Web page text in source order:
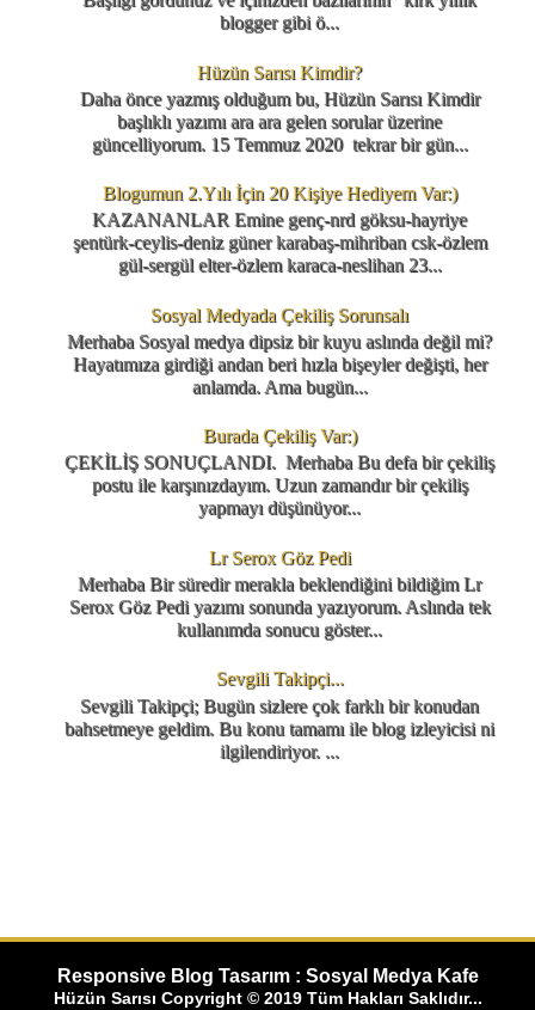
blogger gibi ö...
Hüzün Sarısı Kimdir?
Daha önce yazmış olduğum bu, Hüzün Sarısı Kimdir
başlıklı yazımı ara ara gelen sorular üzerine
güncelliyorum. 15 Temmuz 2020 tekrar bir gün...
Blogumun 2.Yılı İçin 20 Kişiye Hediyem Var:)
KAZANANLAR Emine genç-nrd göksu-hayriye
şentürk-ceylis-deniz güner karabaş-mihriban csk-özlem
gül-sergül elter-özlem karaca-neslihan 23...
Sosyal Medyada Çekiliş Sorunsalı
Merhaba Sosyal medya dipsiz bir kuyu aslında değil mi?
Hayatımıza girdiği andan beri hızla bişeyler değişti, her
anlamda. Ama bugün...
Burada Çekiliş Var:)
ÇEKİLİŞ SONUÇLANDI. Merhaba Bu defa bir çekiliş
postu ile karşınızdayım. Uzun zamandır bir çekiliş
yapmayı düşünüyor...
Lr Serox Göz Pedi
Merhaba Bir süredir merakla beklendiğini bildiğim Lr
Serox Göz Pedi yazımı sonunda yazıyorum. Aslında tek
kullanımda sonucu göster...
Sevgili Takipçi...
Sevgili Takipçi; Bugün sizlere çok farklı bir konudan
bahsetmeye geldim. Bu konu tamamı ile blog izleyicisi ni
ilgilendiriyor. ...
Responsive Blog Tasarım : Sosyal Medya Kafe
Hüzün Sarısı Copyright © 2019 Tüm Hakları Saklıdır...